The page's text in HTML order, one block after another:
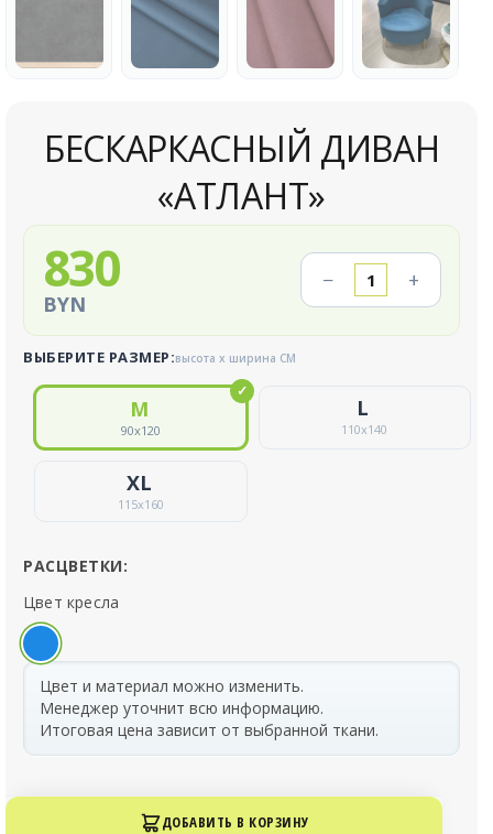
БЕСКАРКАСНЫЙ ДИВАН
«АТЛАНТ»
830
BYN
− +
ВЫБЕРИТЕ РАЗМЕР:высота x ширина СМ
90x120 110x140
115x160
РАСЦВЕТКИ:
Цвет кресла
Цвет и материал можно изменить.
Менеджер уточнит всю информацию.
Итоговая цена зависит от выбранной ткани.
ДОБАВИТЬ В КОРЗИНУ